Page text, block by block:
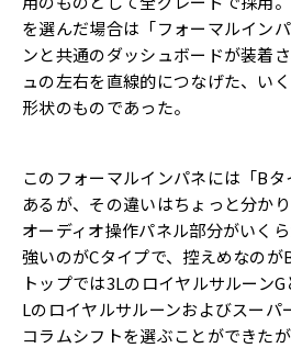
を選んだ場合は「フォーマルイン
ンと共通のダッシュボードが装着
ュの左右を直線的につなげた、い
形状のものであった。
このフォーマルインパネには「B
あるが、その違いはちょっと分か
オーディオ操作パネル部分がいく
強いのがCタイプで、控えめなのが
トップでは3Lのロイヤルサルーン
Lのロイヤルサルーンおよびスーパ
コラムシフトを選ぶことができた